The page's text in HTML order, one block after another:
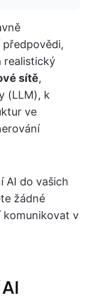
realistický
sítě,
(LLM), k
ve
AI do vašich
žádné
komunikovat v